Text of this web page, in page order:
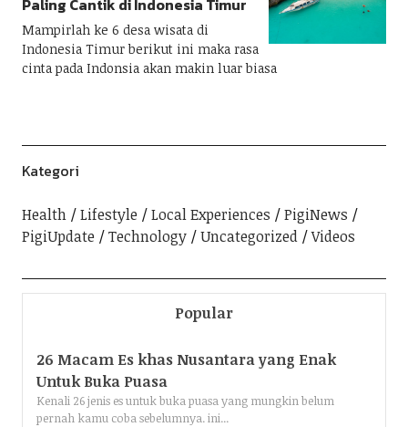
Paling Cantik di Indonesia Timur
Mampirlah ke 6 desa wisata di
Indonesia Timur berikut ini maka rasa
cinta pada Indonsia akan makin luar biasa
Kategori
Health Lifestyle Local Experiences
PigiNews
PigiUpdate
Technology Uncategorized Videos
Popular
26 Macam Es khas Nusantara yang Enak
Untuk Buka Puasa
Kenali 26 jenis es untuk buka puasa yang mungkin belum
pernah kamu coba sebelumnya. ini...